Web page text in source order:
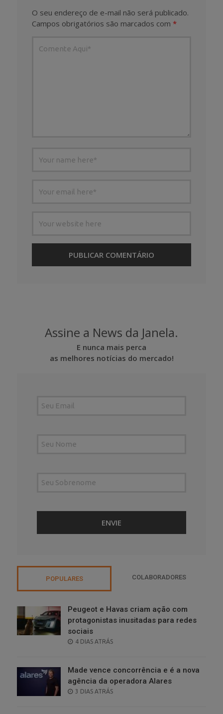
O seu endereço de e-mail não será publicado.
Campos obrigatórios são marcados com *
Assine a News da Janela.
E nunca mais perca
as melhores notícias do mercado!
POPULARES COLABORADORES
Peugeot e Havas criam ação com
protagonistas inusitadas para redes
sociais
POSTED
4 DIAS ATRÁS
Made vence concorrência e é a nova
agência da operadora Alares
POSTED
3 DIAS ATRÁS